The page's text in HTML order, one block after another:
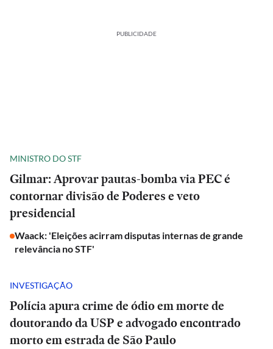
PUBLICIDADE
MINISTRO DO STF
Gilmar: Aprovar pautas-bomba via PEC é
contornar divisão de Poderes e veto
presidencial
Waack: 'Eleições acirram disputas internas de grande
relevância no STF'
INVESTIGAÇÃO
Polícia apura crime de ódio em morte de
doutorando da USP e advogado encontrado
morto em estrada de São Paulo